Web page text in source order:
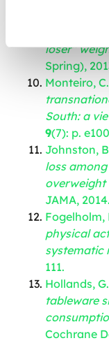
loser”
Spring),
Monteiro,
South: a
9(7): p.
Johnston,
loss
overweight
JAMA, 2014.
Fogelholm,
physical
systematic
111.
Hollands,
tableware
Cochrane